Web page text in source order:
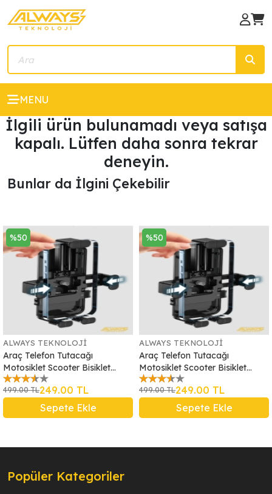
MENU
İlgili ürün bulunamadı veya satışa
kapalı. Lütfen daha sonra tekrar
deneyin.
Bunlar da İlgini Çekebilir ️
%50
ALWAYS TEKNOLOJİ
Araç Telefon Tutacağı
Motosiklet Scooter Bisiklet
Telefon Tutacağı
499.00 TL249.00 TL
Sepete Ekle
%50
ALWAYS TEKNOLOJİ
Araç Telefon Tutacağı
Motosiklet Scooter Bisiklet
Telefon Tutacağı
499.00 TL249.00 TL
Sepete Ekle
Popüler Kategoriler